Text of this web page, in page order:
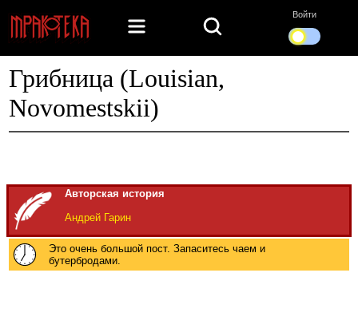
Войти
Грибница (Louisian,
Novomestskii)
Авторская история
Андрей Гарин
Это очень большой пост. Запаситесь чаем и
бутербродами.